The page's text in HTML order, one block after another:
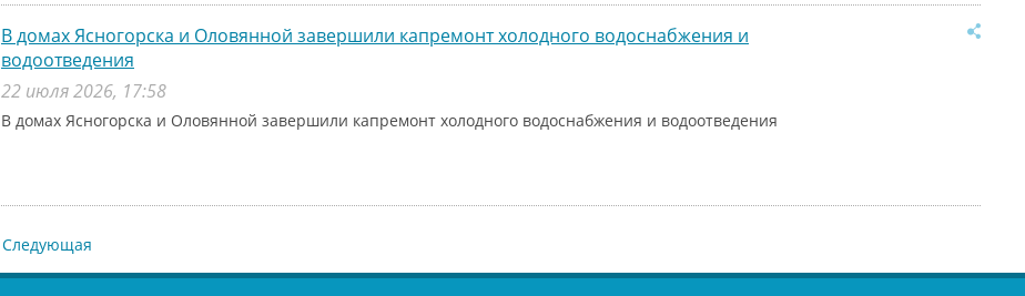
В домах Ясногорска и Оловянной завершили капремонт холодного водоснабжения и
водоотведения
22 июля 2026, 17:58
В домах Ясногорска и Оловянной завершили капремонт холодного водоснабжения и водоотведения
Следующая